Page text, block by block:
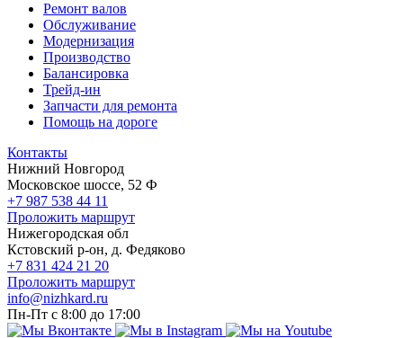
Ремонт валов
Обслуживание
Модернизация
Производство
Балансировка
Трейд-ин
Запчасти для ремонта
Помощь на дороге
Контакты
Нижний Новгород
Московское шоссе, 52 Ф
+7 987 538 44 11
Проложить маршрут
Нижегородская обл
Кстовский р-он, д. Федяково
+7 831 424 21 20
Проложить маршрут
info@nizhkard.ru
Пн-Пт с 8:00 до 17:00